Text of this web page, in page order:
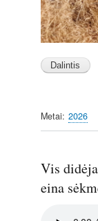
Metai 2026
Vis
eina